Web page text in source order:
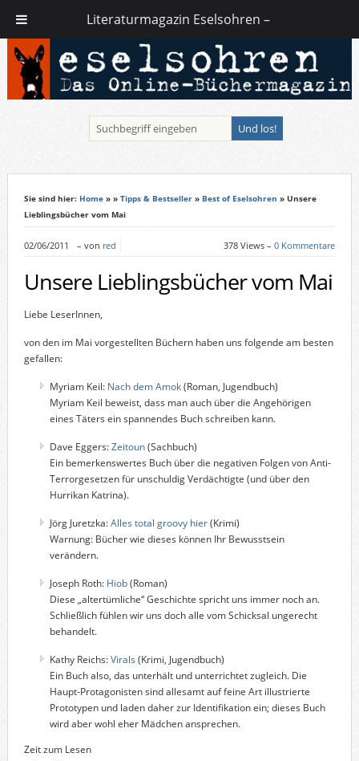
Sie sind hier: Home» » Tipps & Bestseller» Best of Eselsohren » Unsere
Lieblingsbücher vom Mai
02/06/2011 – von red 378 Views –0 Kommentare
Unsere Lieblingsbücher vom Mai
Liebe LeserInnen,
von den im Mai vorgestellten Büchern haben uns folgende am besten
gefallen:
Myriam Keil: Nach dem Amok(Roman, Jugendbuch)
Myriam Keil beweist, dass man auch über die Angehörigen
eines Täters ein spannendes Buch schreiben kann.
Dave Eggers:Zeitoun(Sachbuch)
Ein bemerkenswertes Buch über die negativen Folgen von Anti-
Terrorgesetzen für unschuldig Verdächtigte (und über den
Hurrikan Katrina).
Jörg Juretzka:Alles total groovy hier(Krimi)
Warnung: Bücher wie dieses können Ihr Bewusstsein
verändern.
Joseph Roth: Hiob(Roman)
Diese „altertümliche“ Geschichte spricht uns immer noch an.
Schließlich fühlen wir uns doch alle vom Schicksal ungerecht
behandelt.
Kathy Reichs:Virals (Krimi, Jugendbuch)
Ein Buch also, das unterhält und unterrichtet zugleich. Die
Haupt-Protagonisten sind allesamt auf feine Art illustrierte
Prototypen und laden daher zur Identifikation ein; dieses Buch
wird aber wohl eher Mädchen ansprechen.
Zeit zum Lesen
Literaturmagazin Eselsohren –